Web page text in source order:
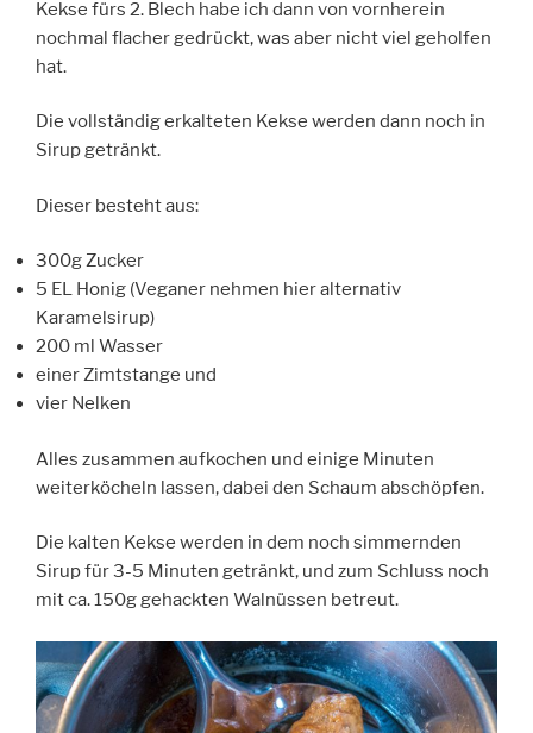
Kekse fürs 2. Blech habe ich dann von vornherein
nochmal flacher gedrückt, was aber nicht viel geholfen
hat.
Die vollständig erkalteten Kekse werden dann noch in
Sirup getränkt.
Dieser besteht aus:
300g Zucker
5 EL Honig (Veganer nehmen hier alternativ
Karamelsirup)
200 ml Wasser
einer Zimtstange und
vier Nelken
Alles zusammen aufkochen und einige Minuten
weiterköcheln lassen, dabei den Schaum abschöpfen.
Die kalten Kekse werden in dem noch simmernden
Sirup für 3-5 Minuten getränkt, und zum Schluss noch
mit ca. 150g gehackten Walnüssen betreut.